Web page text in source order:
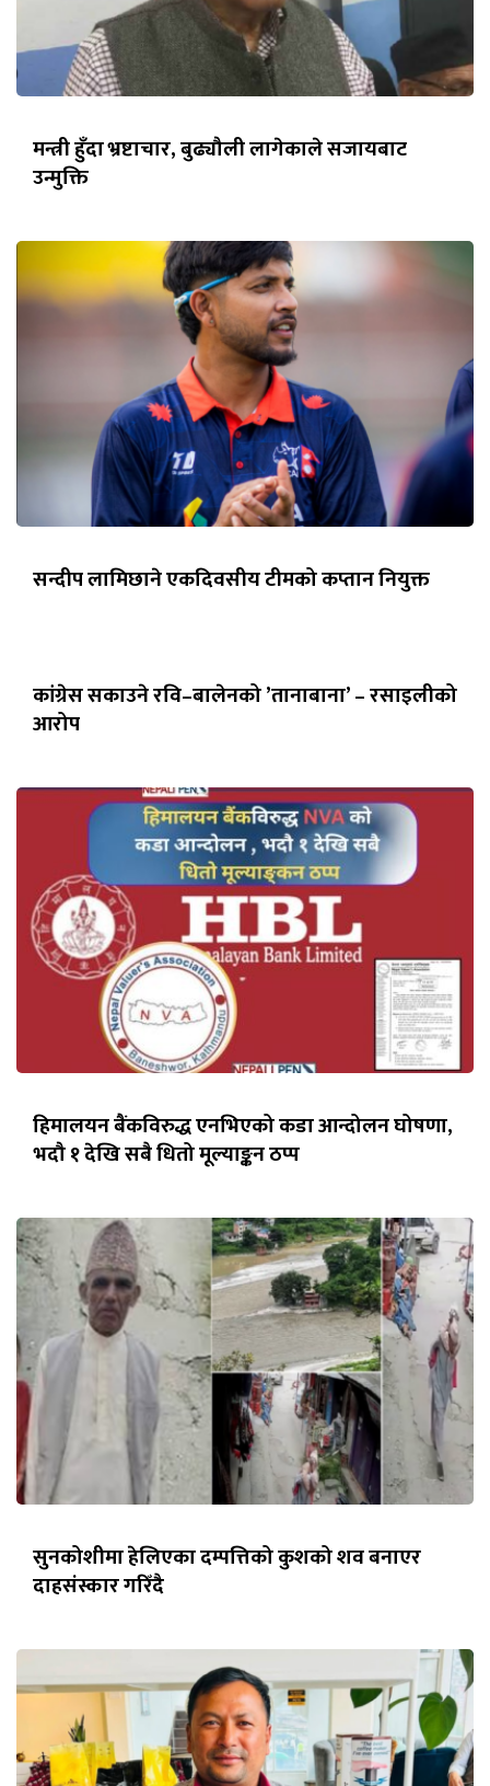
मन्त्री हुँदा भ्रष्टाचार, बुढ्यौली लागेकाले सजायबाट
उन्मुक्ति
सन्दीप लामिछाने एकदिवसीय टीमको कप्तान नियुक्त
कांग्रेस सकाउने रवि–बालेनको ’तानाबाना’ – रसाइलीको
आरोप
हिमालयन बैंकविरुद्ध एनभिएको कडा आन्दोलन घोषणा,
भदौ १ देखि सबै धितो मूल्याङ्कन ठप्प
सुनकोशीमा हेलिएका दम्पत्तिको कुशको शव बनाएर
दाहसंस्कार गरिँदै